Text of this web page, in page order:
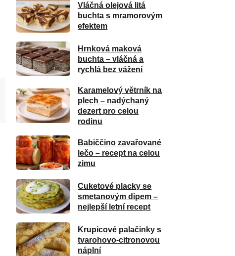
Vláčná olejová litá
buchta s mramorovým
efektem
Hrnková maková
buchta – vláčná a
rychlá bez vážení
Karamelový větrník na
plech – nadýchaný
dezert pro celou
rodinu
Babiččino zavařované
lečo – recept na celou
zimu
Cuketové placky se
smetanovým dipem –
nejlepší letní recept
Krupicové palačinky s
tvarohovo-citronovou
náplní